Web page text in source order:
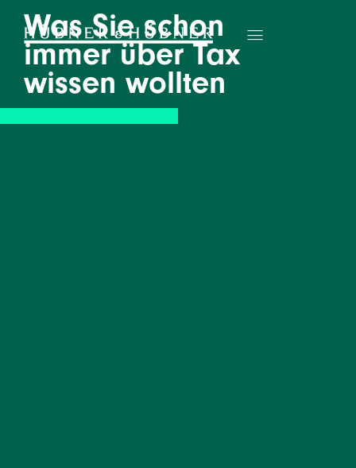
Was Sie schon
immer über Tax
wissen wollten